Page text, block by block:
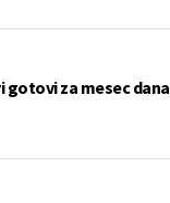
gotovi za mesec dana